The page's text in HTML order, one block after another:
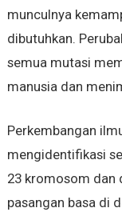
munculnya
dibutuhkan.
semua mutasi
manusia dan
Perkembangan
mengidentifikasi
23 kromosom
pasangan basa di